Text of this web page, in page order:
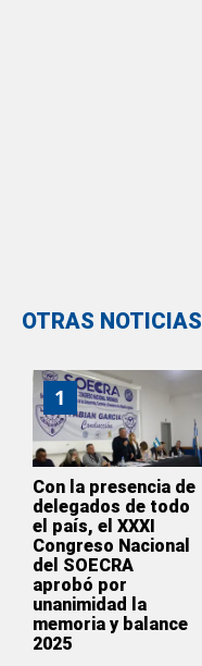
OTRAS NOTICIAS
1
Con la presencia de
delegados de todo
el país, el XXXI
Congreso Nacional
del SOECRA
aprobó por
unanimidad la
memoria y balance
2025